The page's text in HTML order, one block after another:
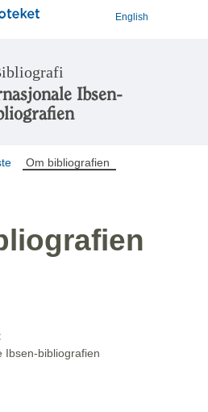
English
Ibsen-
Om bibliografien
Ibsen-bibliografien